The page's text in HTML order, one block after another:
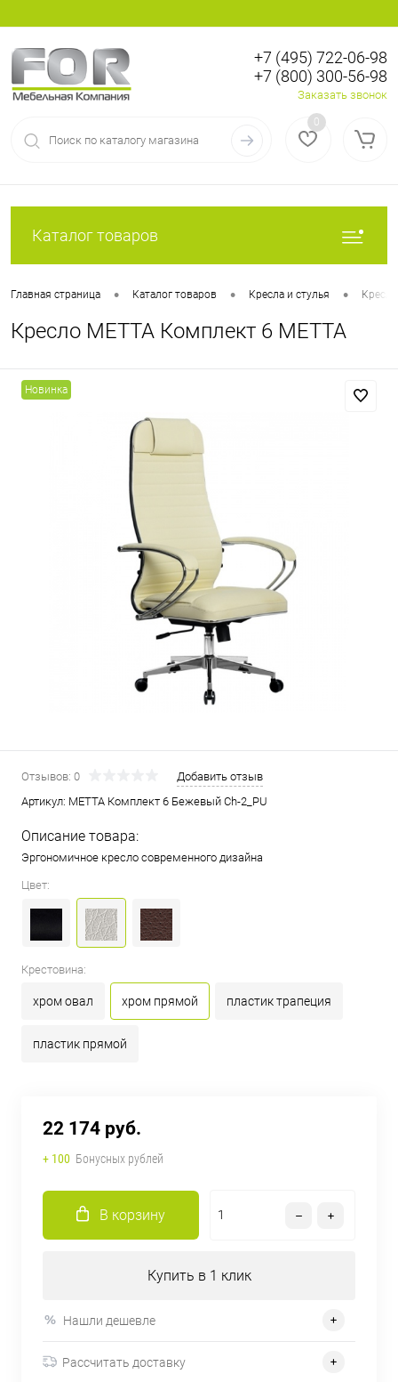
Регистрация
+7 (495) 722-06-98
+7 (800) 300-56-98
Заказать звонок
0
Каталог товаров
Главная страница • Каталог товаров • Кресла и стулья • Кресла
Кресло МЕТТА Комплект 6 МЕТТА
Новинка
Отзывов: 0
Добавить отзыв
Артикул: МЕТТА Комплект 6 Бежевый Ch-2_PU
Описание товара:
Эргономичное кресло современного дизайна
Цвет:
Крестовина:
хром овал хром прямой пластик трапеция
пластик прямой
22 174 руб.
+ 100 Бонусных рублей
В корзину
Купить в 1 клик
Нашли дешевле
Рассчитать доставку